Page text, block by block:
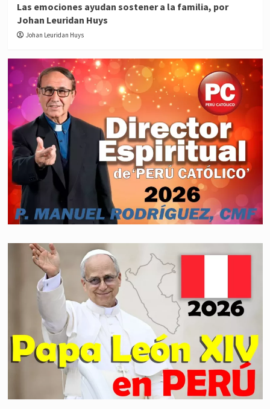
Las emociones ayudan sostener a la familia, por
Johan Leuridan Huys
Johan Leuridan Huys